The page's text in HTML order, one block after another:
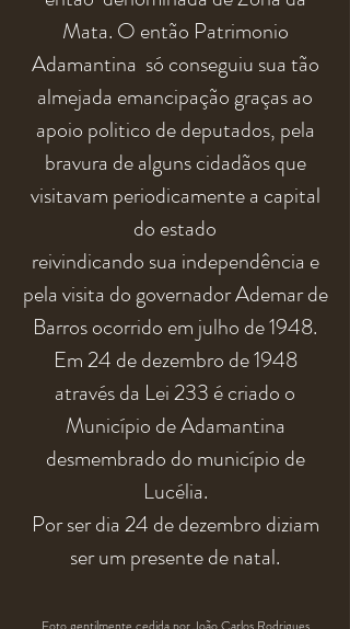
Mata. O então Patrimonio
Adamantina só conseguiu sua tão
almejada emancipação graças ao
apoio politico de deputados, pela
bravura de algunscidadãosque
visitavam periodicamente a capital
do estado
reivindicando sua independência e
pela visita do governador Ademar de
Barros ocorrido em julho de 1948.
Em 24 de dezembro de 1948
através da Lei 233 é criado o
Município de Adamantina
desmembrado do município de
Lucélia.
Por ser dia 24 de dezembro diziam
ser um presente de natal.